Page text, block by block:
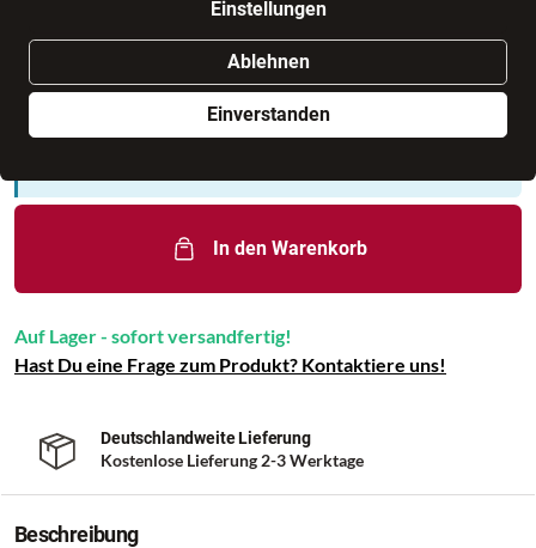
Einstellungen
Ablehnen
Einverstanden
Nur noch weniger als 3 Artikel im Geschäft vorhanden.
In den Warenkorb
Auf Lager - sofort versandfertig!
Hast Du eine Frage zum Produkt? Kontaktiere uns!
Deutschlandweite Lieferung
Kostenlose Lieferung 2-3 Werktage
Beschreibung